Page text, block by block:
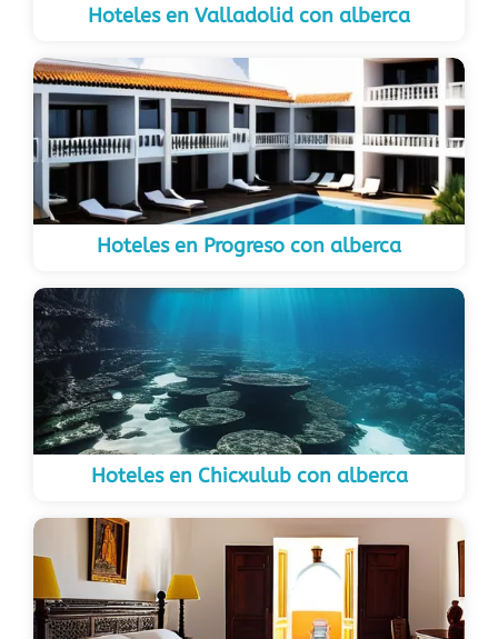
Hoteles en Valladolid con alberca
Hoteles en Progreso con alberca
Hoteles en Chicxulub con alberca